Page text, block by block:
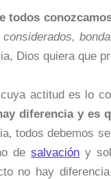
todos
Dios quiera que
actitud es lo
diferencia y es
todos debemos
desalvación y
no hay